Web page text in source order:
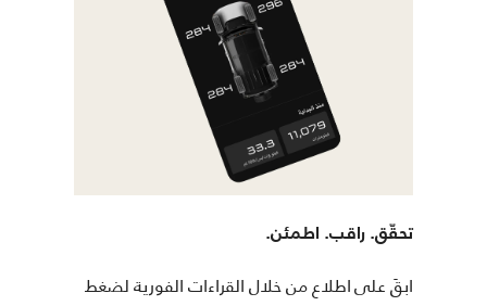
تحقّق. راقب. اطمئن.
ابقَ على اطلاع من خلال القراءات الفورية لضغط